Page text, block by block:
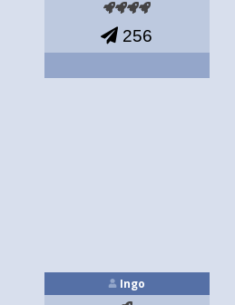
256
Ingo